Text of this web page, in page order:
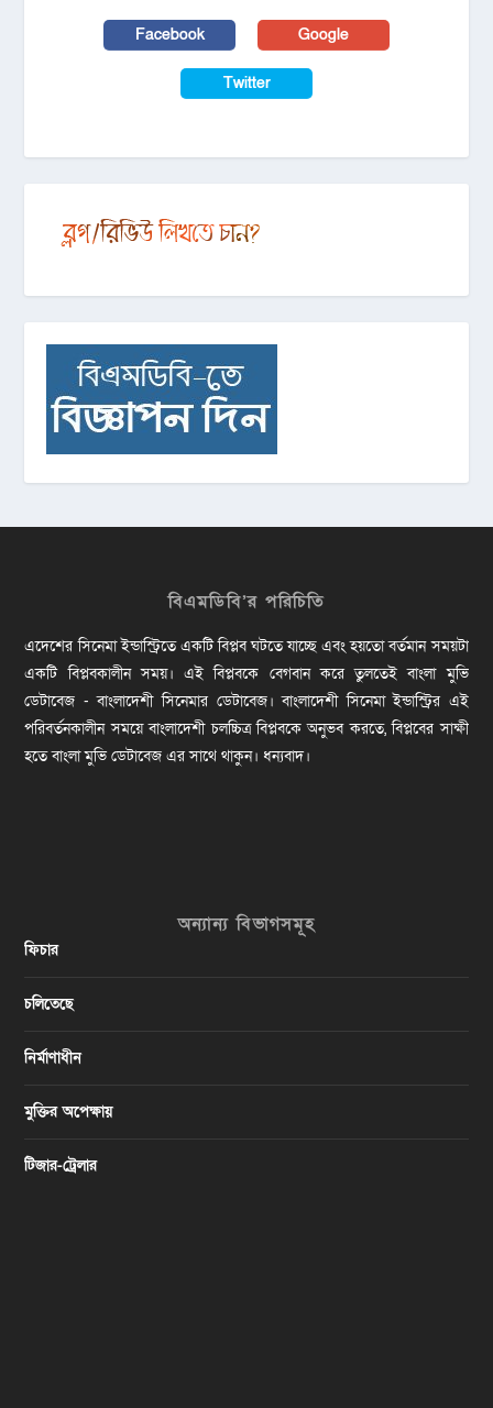
Facebook Google
Twitter
বিএমডিবি’র পরিচিতি
এদেশের সিনেমা ইন্ডাস্ট্রিতে একটি বিপ্লব ঘটতে যাচ্ছে এবং হয়তো বর্তমান সময়টা
একটি বিপ্লবকালীন সময়। এই বিপ্লবকে বেগবান করে তুলতেই বাংলা মুভি
ডেটাবেজ - বাংলাদেশী সিনেমার ডেটাবেজ। বাংলাদেশী সিনেমা ইন্ডাস্ট্রির এই
পরিবর্তনকালীন সময়ে বাংলাদেশী চলচ্চিত্র বিপ্লবকে অনুভব করতে, বিপ্লবের সাক্ষী
হতে বাংলা মুভি ডেটাবেজ এর সাথে থাকুন। ধন্যবাদ।
অন্যান্য বিভাগসমূহ
ফিচার
চলিতেছে
নির্মাণাধীন
মুক্তির অপেক্ষায়
টিজার-ট্রেলার